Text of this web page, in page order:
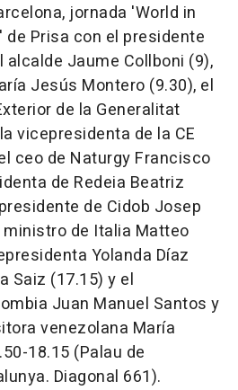
jornada 'World in
Prisa con el presidente
alcalde Jaume Collboni (9),
Jesús Montero (9.30), el
de la Generalitat
vicepresidenta de la CE
ceo de Naturgy Francisco
de Redeia Beatriz
de Cidob Josep
de Italia Matteo
Yolanda Díaz
Saiz (17.15) y el
Juan Manuel Santos y
venezolana María
18.15 (Palau de
Diagonal 661).